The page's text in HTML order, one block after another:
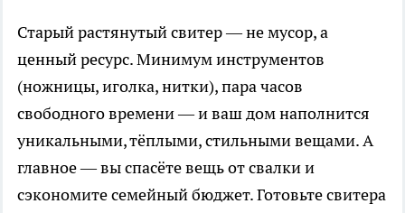
Старый растянутый свитер — не мусор, а
ценный ресурс. Минимум инструментов
(ножницы, иголка, нитки), пара часов
свободного времени — и ваш дом наполнится
уникальными, тёплыми, стильными вещами. А
главное — вы спасёте вещь от свалки и
сэкономите семейный бюджет. Готовьте свитера